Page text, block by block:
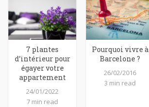
7 plantes
d’intérieur pour
égayer votre
appartement
24/01/2022
7 min read
Pourquoi vivre à
Barcelone ?
26/02/2016
3 min read